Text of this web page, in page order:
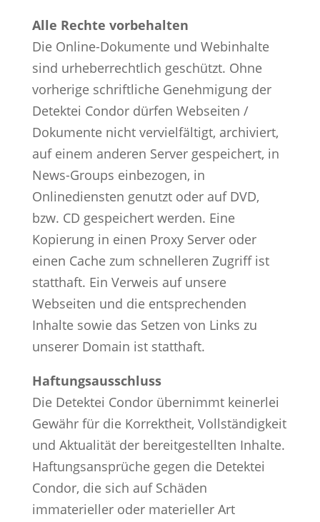
Alle Rechte vorbehalten
Die Online-Dokumente und Webinhalte
sind urheberrechtlich geschützt. Ohne
vorherige schriftliche Genehmigung der
Detektei Condor dürfen Webseiten /
Dokumente nicht vervielfältigt, archiviert,
auf einem anderen Server gespeichert, in
News-Groups einbezogen, in
Onlinediensten genutzt oder auf DVD,
bzw. CD gespeichert werden. Eine
Kopierung in einen Proxy Server oder
einen Cache zum schnelleren Zugriff ist
statthaft. Ein Verweis auf unsere
Webseiten und die entsprechenden
Inhalte sowie das Setzen von Links zu
unserer Domain ist statthaft.
Haftungsausschluss
Die Detektei Condor übernimmt keinerlei
Gewähr für die Korrektheit, Vollständigkeit
und Aktualität der bereitgestellten Inhalte.
Haftungsansprüche gegen die Detektei
Condor, die sich auf Schäden
immaterieller oder materieller Art